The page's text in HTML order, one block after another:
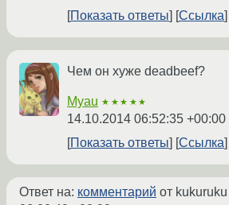
Показать ответы
Ссылка
Чем он хуже deadbeef?
Myau ★★★★★
14.10.2014 06:52:35 +00:00
Показать ответы
Ссылка
Ответ на: комментарий от kukuruku